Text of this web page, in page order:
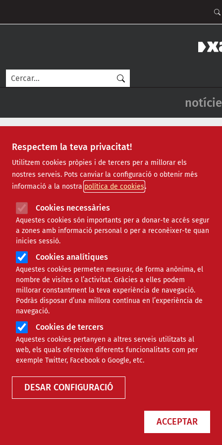
Respectem la teva privacitat!
Utilitzem cookies pròpies i de tercers per a millorar els
nostres serveis. Pots canviar la configuració o obtenir més
informació a la nostra política de cookies
Cookies necessàries
Aquestes cookies són importants per a donar-te accés segur
a zones amb informació personal o per a reconèixer-te quan
inicies sessió.
Cookies analítiques
Aquestes cookies permeten mesurar, de forma anònima, el
nombre de visites o l’activitat. Gràcies a elles podem
millorar constantment la teva experiència de navegació.
Podràs disposar d’una millora contínua en l’experiència de
navegació.
Cookies de tercers
Aquestes cookies pertanyen a altres serveis utilitzats al
web, els quals ofereixen diferents funcionalitats com per
exemple Twitter, Facebook o Google, etc.
DESAR CONFIGURACIÓ
ACCEPTAR
Cerca
-->
Si no visualitzes correctament el butlletí clica aquest
Dimecres, 3 de juliol de 2019 - Num. 327
El 0,7% de l’Impost de Societats ja es pot destinar a
finalitats socials
La casella es podrà marcar per primer cop a partir de
juliol sense que suposi cap despesa extra per a les
Últimes convocatòries
4a edició del Premi boboli Suma
Boboli convoca la quarta edició del Premi boboli
totes les entitats sense ànim de lucre que
el dret a la salut i l'oci inclusiu adequat per a infants